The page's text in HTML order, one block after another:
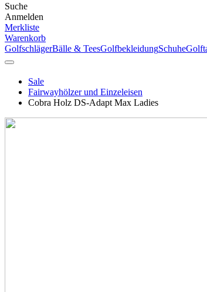
Suche
Anmelden
Merkliste
Warenkorb
GolfschlägerBälle & TeesGolfbekleidungSchuhe
Sale
Fairwayhölzer und Einzeleisen
Cobra Holz DS-Adapt Max Ladies